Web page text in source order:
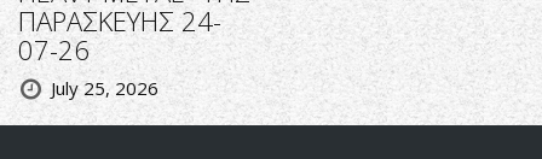
ΠΑΡΑΣΚΕΥΗΣ 24-
07-26
July 25, 2026